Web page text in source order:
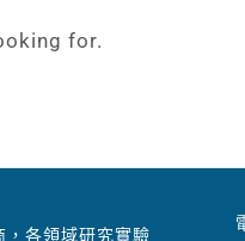
for.
，各領域研究實驗